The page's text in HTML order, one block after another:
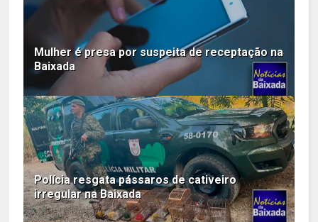
Mulher é presa por suspeita de receptação na
Baixada
Polícia resgata pássaros de cativeiro
irregular na Baixada